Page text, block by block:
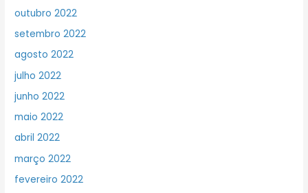
outubro 2022
setembro 2022
agosto 2022
julho 2022
junho 2022
maio 2022
abril 2022
março 2022
fevereiro 2022